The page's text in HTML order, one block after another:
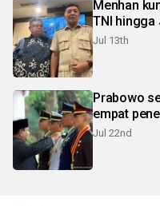
Menhan
TNI hingga
Jul 13th
Prabowo
empat
Jul 22nd